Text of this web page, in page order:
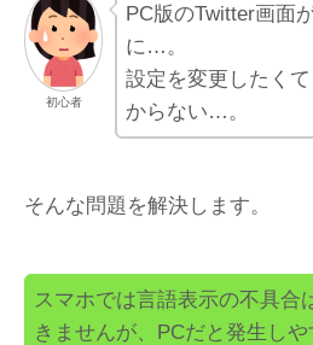
初心者
PC版のTwitter画面
に…。
設定を変更したく
からない…。
そんな問題を解決します。
スマホでは言語表示の不具合
きませんが、PCだと発生し